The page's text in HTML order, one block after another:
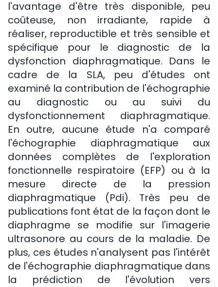
l'avantage d'être très disponible, peu
coûteuse, non irradiante, rapide à
réaliser, reproductible et très sensible et
spécifique pour le diagnostic de la
dysfonction diaphragmatique. Dans le
cadre de la SLA, peu d'études ont
examiné la contribution de l'échographie
au diagnostic ou au suivi du
dysfonctionnement diaphragmatique.
En outre, aucune étude n'a comparé
l'échographie diaphragmatique aux
données complètes de l'exploration
fonctionnelle respiratoire (EFP) ou à la
mesure directe de la pression
diaphragmatique (Pdi). Très peu de
publications font état de la façon dont le
diaphragme se modifie sur l'imagerie
ultrasonore au cours de la maladie. De
plus, ces études n'analysent pas l'intérêt
de l'échographie diaphragmatique dans
la prédiction de l'évolution vers